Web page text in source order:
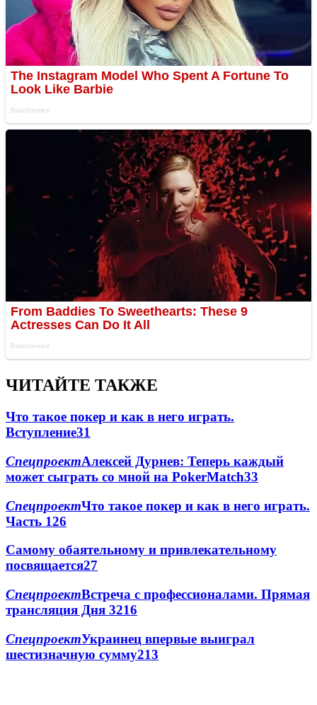
ЧИТАЙТЕ ТАКЖЕ
Что такое покер и как в него играть.
Вступление31
СпецпроектАлексей Дурнев: Теперь каждый
может сыграть со мной на PokerMatch33
СпецпроектЧто такое покер и как в него играть.
Часть 126
Самому обаятельному и привлекательному
посвящается27
СпецпроектВстреча с профессионалами. Прямая
трансляция Дня 3216
СпецпроектУкраинец впервые выиграл
шестизначную сумму213